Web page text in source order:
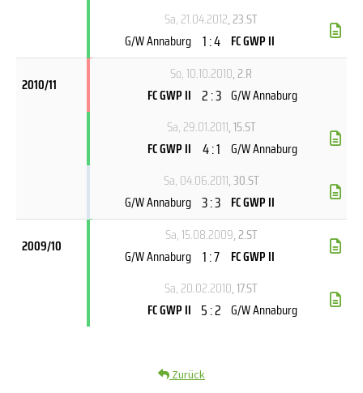
Sa, 21.04.2012, 23.ST
G/W Annaburg 1 : 4 FC GWP II
2010/11
So, 10.10.2010, 2.R
FC GWP II 2 : 3 G/W Annaburg
Sa, 29.01.2011, 15.ST
FC GWP II 4 : 1 G/W Annaburg
Sa, 04.06.2011, 30.ST
G/W Annaburg 3 : 3 FC GWP II
2009/10
Sa, 15.08.2009, 2.ST
G/W Annaburg 1 : 7 FC GWP II
Sa, 20.02.2010, 17.ST
FC GWP II 5 : 2 G/W Annaburg
Zurück